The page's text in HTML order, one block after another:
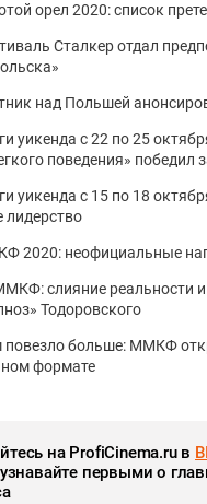
орел 2020: список
Сталкер отдал
над Польшей
уикенда с 22 по 25
поведения» победил
уикенда с 15 по 18
лидерство
2020: неофициальные
слияние реальности
Тодоровского
повезло больше: ММКФ
формате
на ProfiCinema.ru в
первыми о